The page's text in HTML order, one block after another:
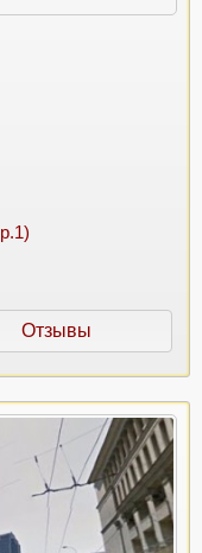
Отзывы